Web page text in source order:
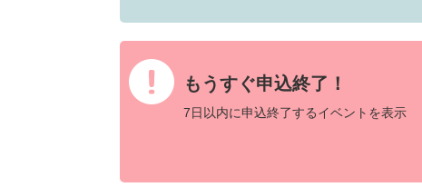
もうすぐ申込終了！
7日以内に申込終了するイベントを表示